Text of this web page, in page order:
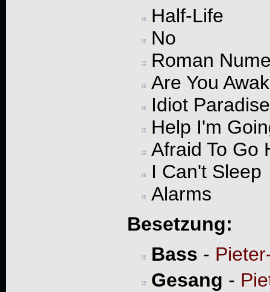
Half-Life
No
Roman
Are You
Idiot Paradise
Help I'm
Afraid To Go
I Can't Sleep
Alarms
Besetzung:
Bass -
Gesang -